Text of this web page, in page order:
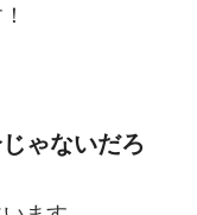
ゃないだろ